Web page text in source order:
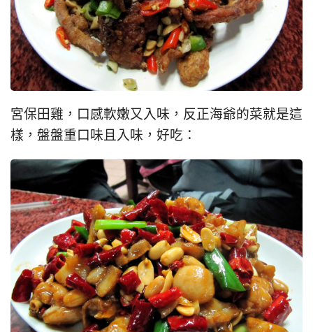
宮保田雞，口感軟嫩又入味，反正海爺的菜就是這
樣，盤盤重口味且入味，好吃：